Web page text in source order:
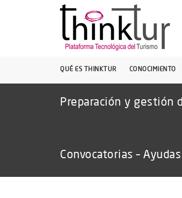
QUÉ ES THINKTUR CONOCIMIENTO
Preparación y gestión
Convocatorias –